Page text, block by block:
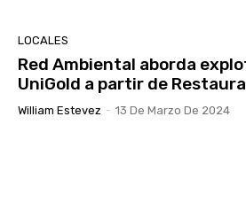
LOCALES
Red Ambiental aborda
UniGold a partir de
William Estevez - 13 De Marzo De 2024